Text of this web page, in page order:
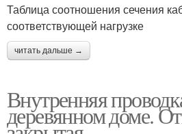
Таблица соотношения сечения
соответствующей нагрузке
читать дальше →
Внутренняя
деревянном доме.